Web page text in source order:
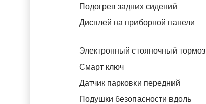
Подогрев задних сидений
Дисплей на приборной панели
Электронный стояночный тормоз
Смарт ключ
Датчик парковки передний
Подушки безопасности вдоль